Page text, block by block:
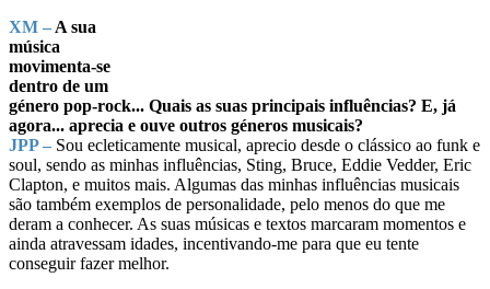
XM – A sua
música
movimenta-se
dentro de um
género pop-rock... Quais as suas principais influências? E, já
agora... aprecia e ouve outros géneros musicais?
JPP – Sou ecleticamente musical, aprecio desde o clássico ao funk e
soul, sendo as minhas influências, Sting, Bruce, Eddie Vedder, Eric
Clapton, e muitos mais. Algumas das minhas influências musicais
são também exemplos de personalidade, pelo menos do que me
deram a conhecer. As suas músicas e textos marcaram momentos e
ainda atravessam idades, incentivando-me para que eu tente
conseguir fazer melhor.